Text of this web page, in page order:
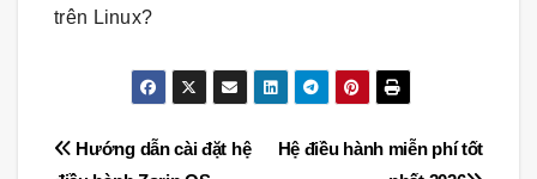
trên Linux?
Điều
Hệ điều hành miễn phí tốt
Hướng dẫn cài đặt hệ